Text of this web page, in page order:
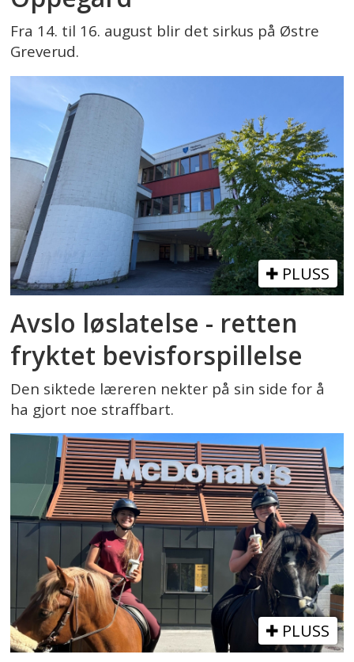
Fra 14. til 16. august blir det sirkus på Østre
Greverud.
PLUSS
Avslo løslatelse - retten
fryktet bevisforspillelse
Den siktede læreren nekter på sin side for å
ha gjort noe straffbart.
PLUSS